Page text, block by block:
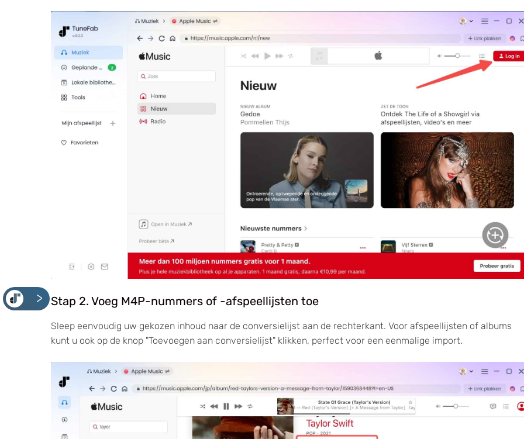
< Stap 2. Voeg M4P-nummers of -afspeellijsten toe
Sleep eenvoudig uw gekozen inhoud naar de conversielijst aan de rechterkant. Voor afspeellijsten of albums
kunt u ook op de knop "Toevoegen aan conversielijst" klikken, perfect voor een eenmalige import.